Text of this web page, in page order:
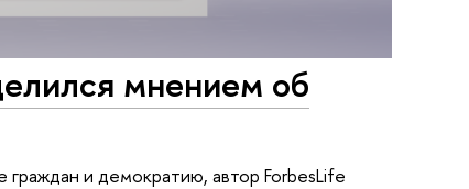
мнением об
граждан и демократию, автор ForbesLife